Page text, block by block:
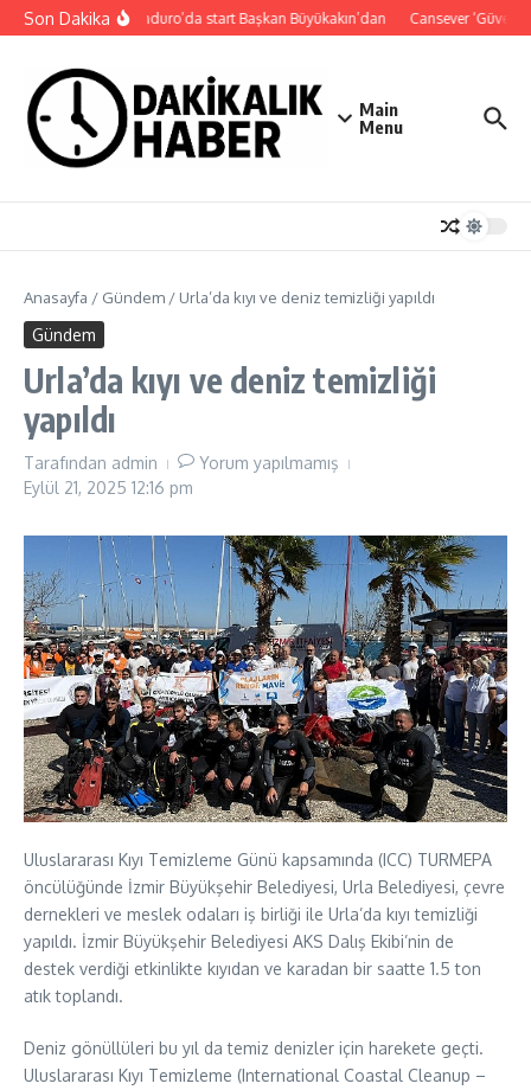
İçeriğe atla
Son DakikaSüper Enduro’da start Başkan Büyükakın’dan Cansever
Main
Menu
Anasayfa / Gündem / Urla’da kıyı ve deniz temizliği yapıldı
Gündem
Urla’da kıyı ve deniz temizliği
yapıldı
Tarafından admin
Yorum yapılmamış
Eylül 21, 2025 12:16 pm
Uluslararası Kıyı Temizleme Günü kapsamında (ICC) TURMEPA
öncülüğünde İzmir Büyükşehir Belediyesi, Urla Belediyesi, çevre
dernekleri ve meslek odaları iş birliği ile Urla’da kıyı temizliği
yapıldı. İzmir Büyükşehir Belediyesi AKS Dalış Ekibi’nin de
destek verdiği etkinlikte kıyıdan ve karadan bir saatte 1.5 ton
atık toplandı.
Deniz gönüllüleri bu yıl da temiz denizler için harekete geçti.
Uluslararası Kıyı Temizleme (International Coastal Cleanup –